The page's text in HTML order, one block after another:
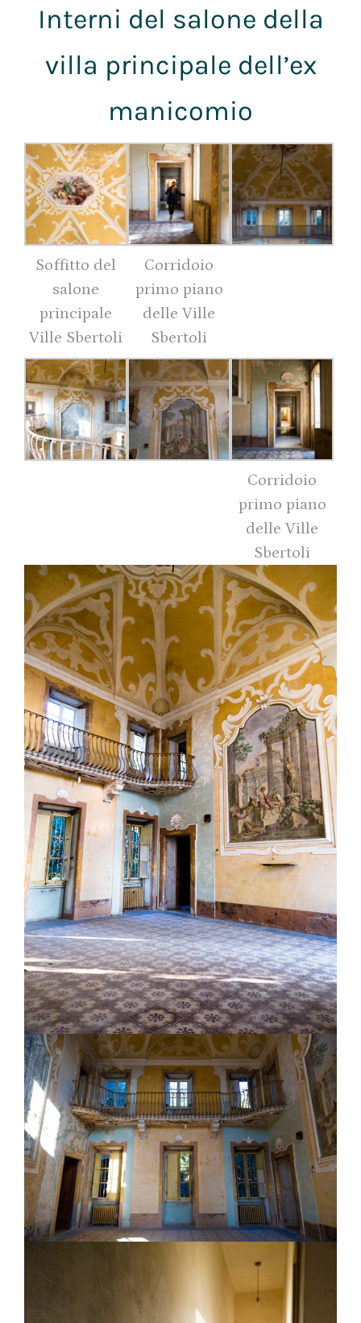
Interni del salone della
villa principale dell’ex
manicomio
Soffitto del
salone
principale
Ville Sbertoli
Corridoio
primo piano
delle Ville
Sbertoli
Corridoio
primo piano
delle Ville
Sbertoli